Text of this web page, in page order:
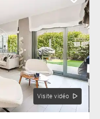
Visite vidéo